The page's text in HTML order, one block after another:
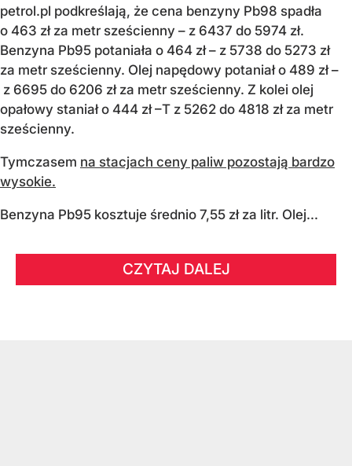
petrol.pl podkreślają, że cena benzyny Pb98 spadła
o 463 zł za metr sześcienny – z 6437 do 5974 zł.
Benzyna Pb95 potaniała o 464 zł – z 5738 do 5273 zł
za metr sześcienny. Olej napędowy potaniał o 489 zł –
z 6695 do 6206 zł za metr sześcienny. Z kolei olej
opałowy staniał o 444 zł –T z 5262 do 4818 zł za metr
sześcienny.
Tymczasem na stacjach ceny paliw pozostają bardzo
wysokie.
Benzyna Pb95 kosztuje średnio 7,55 zł za litr. Olej...
CZYTAJ DALEJ